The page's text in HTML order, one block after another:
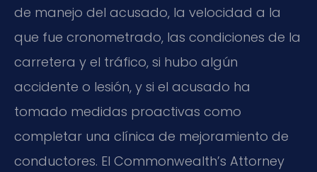
de manejo del acusado, la velocidad a la
que fue cronometrado, las condiciones de la
carretera y el tráfico, si hubo algún
accidente o lesión, y si el acusado ha
tomado medidas proactivas como
completar una clínica de mejoramiento de
conductores. El Commonwealth’s Attorney